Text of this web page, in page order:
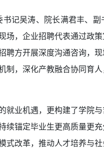
记吴涛、院长满君丰、
，企业招聘代表通过政
聘方开展深度沟通咨询，
制，深化产教融合协同育
就业机遇，更构建了学院
锚定毕业生更高质量更
改革，推动人才培养与社